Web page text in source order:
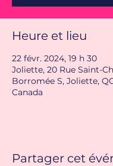
Heure et lieu
22 févr. 2024, 19 h 30
Joliette, 20 Rue Saint-
Borromée S, Joliette,
Canada
Partager cet